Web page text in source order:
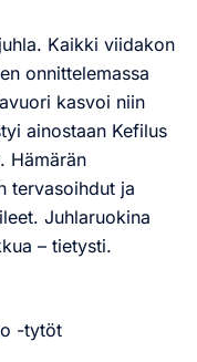
Kaikki viidakon
onnittelemassa
kasvoi niin
ainostaan Kefilus
Hämärän
tervasoihdut ja
Juhlaruokina
– tietysti.
-tytöt